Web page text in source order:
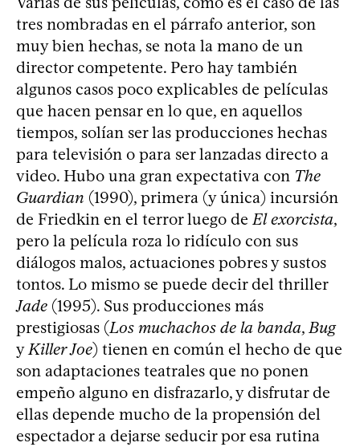
tres nombradas en el párrafo anterior, son
muy bien hechas, se nota la mano de un
director competente. Pero hay también
algunos casos poco explicables de películas
que hacen pensar en lo que, en aquellos
tiempos, solían ser las producciones hechas
para televisión o para ser lanzadas directo a
video. Hubo una gran expectativa con The
Guardian (1990), primera (y única) incursión
de Friedkin en el terror luego deEl exorcista,
pero la película roza lo ridículo con sus
diálogos malos, actuaciones pobres y sustos
tontos. Lo mismo se puede decir del thriller
Jade (1995). Sus producciones más
prestigiosas (Los muchachos de la banda,Bug
yKiller Joe) tienen en común el hecho de que
son adaptaciones teatrales que no ponen
empeño alguno en disfrazarlo, y disfrutar de
ellas depende mucho de la propensión del
espectador a dejarse seducir por esa rutina